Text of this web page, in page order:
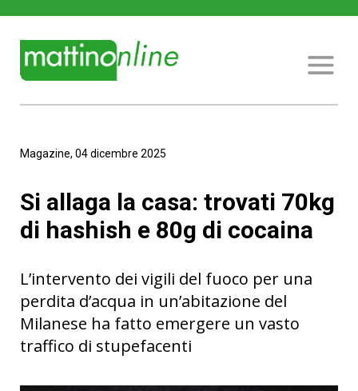
Magazine, 04 dicembre 2025
Si allaga la casa: trovati 70kg
di hashish e 80g di cocaina
L’intervento dei vigili del fuoco per una
perdita d’acqua in un’abitazione del
Milanese ha fatto emergere un vasto
traffico di stupefacenti